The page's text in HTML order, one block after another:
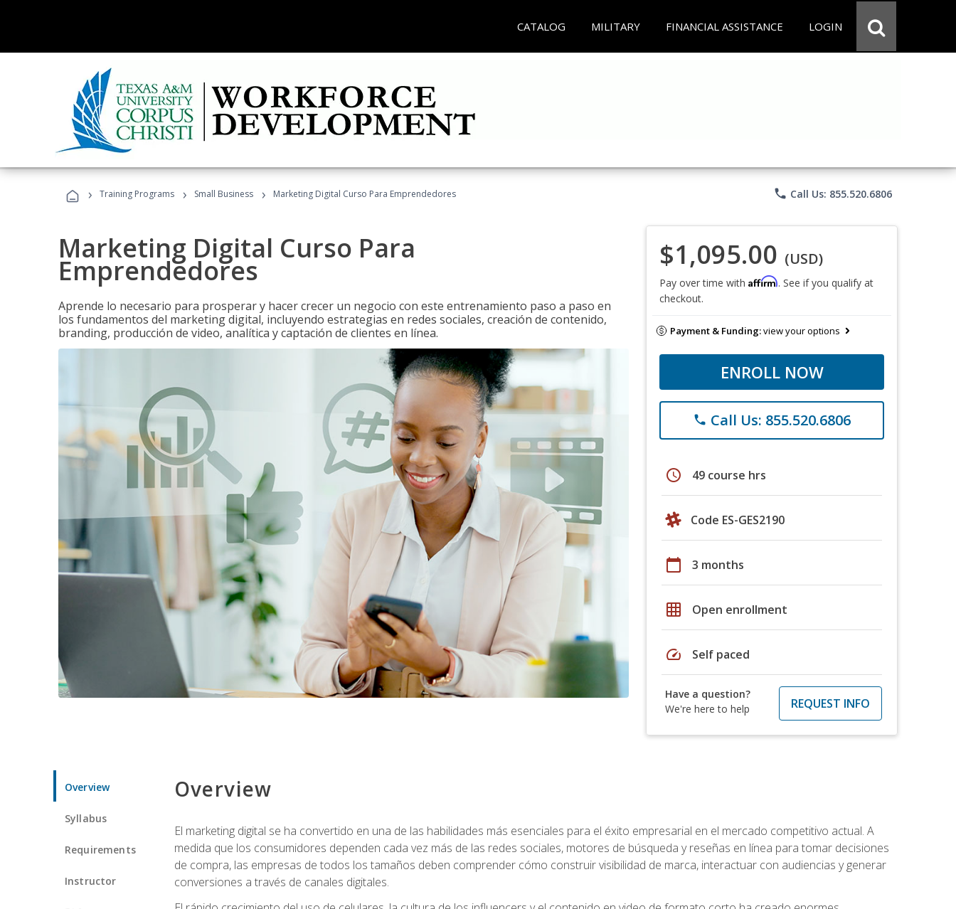
CATALOG MILITARY FINANCIAL ASSISTANCE LOGIN
› Training Programs › Small Business › Marketing Digital Curso Para Emprendedores phone Call Us: 855.520.6806
Marketing Digital Curso Para
Emprendedores
Aprende lo necesario para prosperar y hacer crecer un negocio con este entrenamiento paso a paso en
los fundamentos del marketing digital, incluyendo estrategias en redes sociales, creación de contenido,
branding, producción de video, analítica y captación de clientes en línea.
$1,095.00 (USD)
Pay over time with Affirm. See if you qualify at
checkout.
Payment & Funding:view your options
ENROLL NOW
phone Call Us: 855.520.6806
schedule 49 course hrs
Code ES-GES2190
calendar_today 3 months
grid_on Open enrollment
speed Self paced
Have a question?
We're here to help
REQUEST INFO
Overview
Syllabus
Requirements
Instructor
Overview
El marketing digital se ha convertido en una de las habilidades más esenciales para el éxito empresarial en el mercado competitivo actual. A
medida que los consumidores dependen cada vez más de las redes sociales, motores de búsqueda y reseñas en línea para tomar decisiones
de compra, las empresas de todos los tamaños deben comprender cómo construir visibilidad de marca, interactuar con audiencias y generar
conversiones a través de canales digitales.